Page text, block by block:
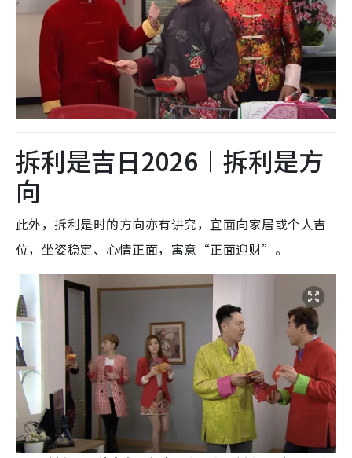
拆利是吉日2026︱拆利是方
向
此外，拆利是时的方向亦有讲究，宜面向家居或个人吉
位，坐姿稳定、心情正面，寓意“正面迎财”。